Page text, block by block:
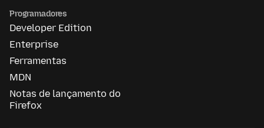
Programadores
Developer Edition
Enterprise
Ferramentas
MDN
Notas de lançamento do
Firefox